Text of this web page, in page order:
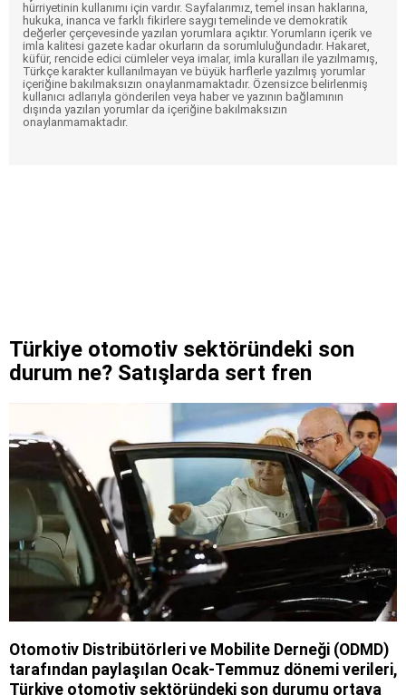
hürriyetinin kullanımı için vardır. Sayfalarımız, temel insan haklarına,
hukuka, inanca ve farklı fikirlere saygı temelinde ve demokratik
değerler çerçevesinde yazılan yorumlara açıktır. Yorumların içerik ve
imla kalitesi gazete kadar okurların da sorumluluğundadır. Hakaret,
küfür, rencide edici cümleler veya imalar, imla kuralları ile yazılmamış,
Türkçe karakter kullanılmayan ve büyük harflerle yazılmış yorumlar
içeriğine bakılmaksızın onaylanmamaktadır. Özensizce belirlenmiş
kullanıcı adlarıyla gönderilen veya haber ve yazının bağlamının
dışında yazılan yorumlar da içeriğine bakılmaksızın
onaylanmamaktadır.
Türkiye otomotiv sektöründeki son
durum ne? Satışlarda sert fren
Otomotiv Distribütörleri ve Mobilite Derneği (ODMD)
tarafından paylaşılan Ocak-Temmuz dönemi verileri,
Türkiye otomotiv sektöründeki son durumu ortaya